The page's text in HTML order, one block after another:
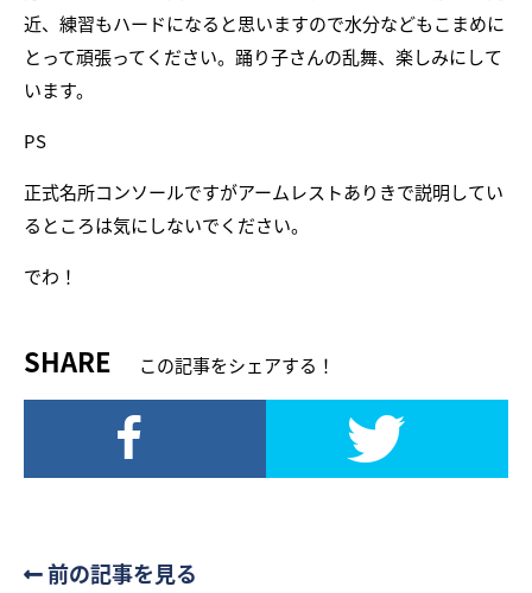
近、練習もハードになると思いますので水分などもこまめに
とって頑張ってください。踊り子さんの乱舞、楽しみにして
います。
PS
正式名所コンソールですがアームレストありきで説明してい
るところは気にしないでください。
でわ！
SHARE この記事をシェアする！
前の記事を見る